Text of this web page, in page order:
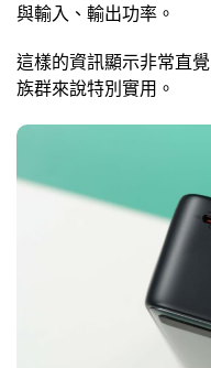
與輸入、輸出功率。
這樣的資訊顯示非常直
族群來說特別實用。